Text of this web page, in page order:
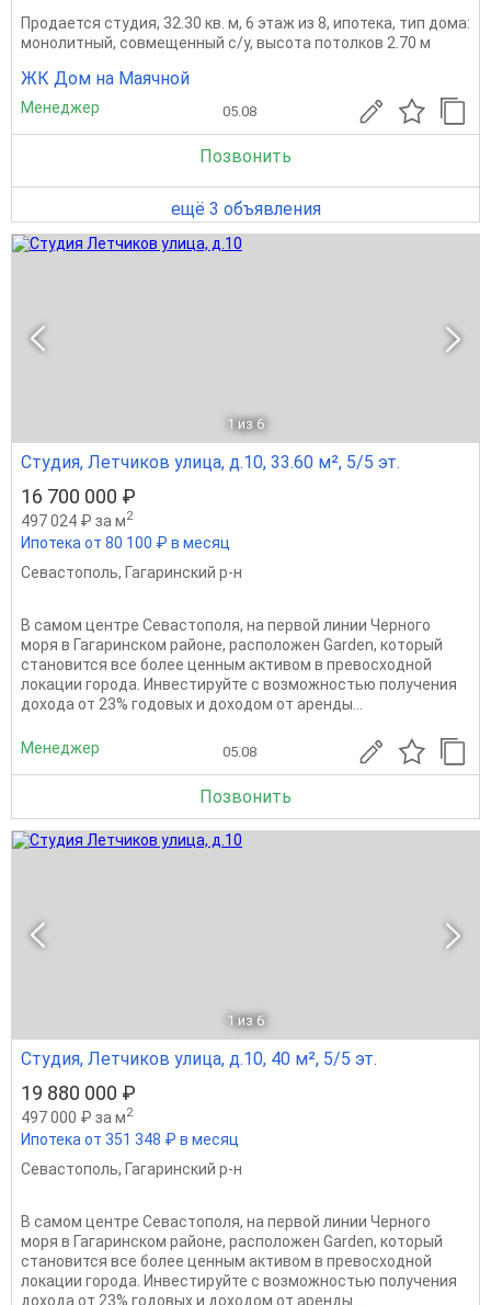
Продается студия, 32.30 кв. м, 6 этаж из 8, ипотека, тип дома:
монолитный, совмещенный с/у, высота потолков 2.70 м
ЖК Дом на Маячной
Менеджер 05.08
Позвонить
ещё 3 объявления
1 из 6
Студия, Летчиков улица, д.10, 33.60 м², 5/5 эт.
16 700 000 ₽
497 024 ₽ за м2
Ипотека от 80 100 ₽ в месяц
Севастополь, Гагаринский р-н
В самом центре Севастополя, на первой линии Черного
моря в Гагаринском районе, расположен Garden, который
становится все более ценным активом в превосходной
локации города. Инвестируйте с возможностью получения
дохода от 23% годовых и доходом от аренды...
Менеджер 05.08
Позвонить
1 из 6
Студия, Летчиков улица, д.10, 40 м², 5/5 эт.
19 880 000 ₽
497 000 ₽ за м2
Ипотека от 351 348 ₽ в месяц
Севастополь, Гагаринский р-н
В самом центре Севастополя, на первой линии Черного
моря в Гагаринском районе, расположен Garden, который
становится все более ценным активом в превосходной
локации города. Инвестируйте с возможностью получения
дохода от 23% годовых и доходом от аренды...